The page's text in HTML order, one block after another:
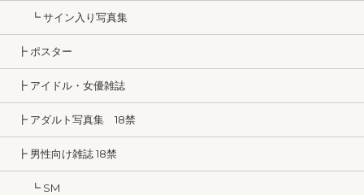
┗ サイン入り写真集
┣ ポスター
┣ アイドル・女優雑誌
┣ アダルト写真集 18禁
┣ 男性向け雑誌 18禁
┗ SM